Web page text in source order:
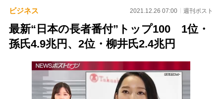
ビジネス 2021.12.26 07:00 週刊ポスト
最新“日本の長者番付”トップ100 1位・
孫氏4.9兆円、2位・柳井氏2.4兆円